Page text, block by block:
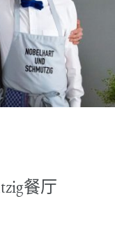
餐厅